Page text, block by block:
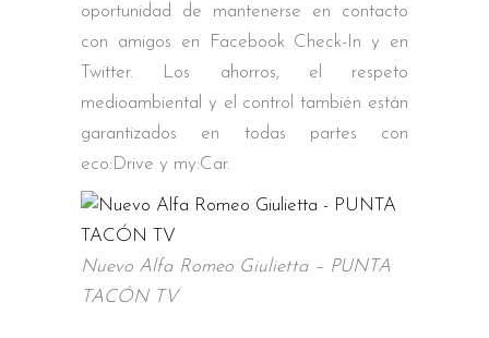
oportunidad de mantenerse en contacto
con amigos en Facebook Check-In y en
Twitter. Los ahorros, el respeto
medioambiental y el control también están
garantizados en todas partes con
eco:Drive y my:Car.
Nuevo Alfa Romeo Giulietta – PUNTA
TACÓN TV